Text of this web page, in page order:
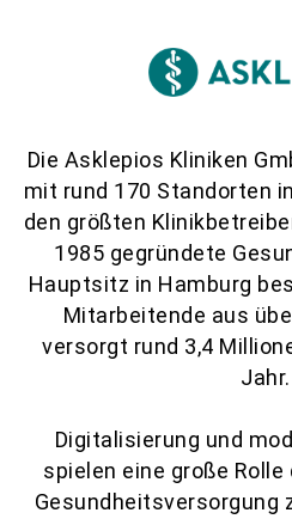
Die Asklepios Kliniken
mit rund 170 Standorten
den größten
1985 gegründete
Hauptsitz in Hamburg
Mitarbeitende aus
versorgt rund 3,4
Jahr.
Digitalisierung und
spielen eine große
Gesundheitsversorgung